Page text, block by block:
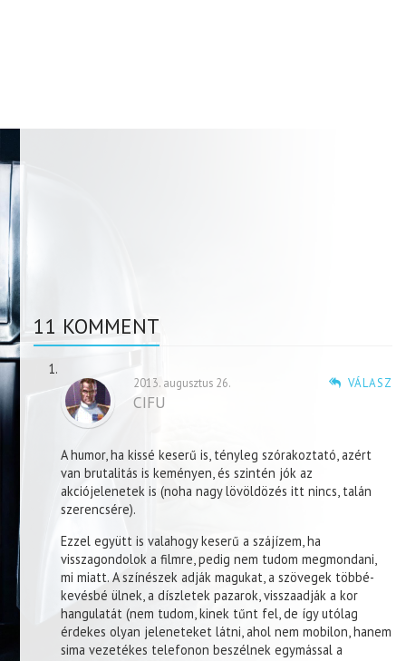
11 KOMMENT
VÁLASZ
2013. augusztus 26.
CIFU
A humor, ha kissé keserű is, tényleg szórakoztató, azért
van brutalitás is keményen, és szintén jók az
akciójelenetek is (noha nagy lövöldözés itt nincs, talán
szerencsére).
Ezzel együtt is valahogy keserű a szájízem, ha
visszagondolok a filmre, pedig nem tudom megmondani,
mi miatt. A színészek adják magukat, a szövegek többé-
kevésbé ülnek, a díszletek pazarok, visszaadják a kor
hangulatát (nem tudom, kinek tűnt fel, de így utólag
érdekes olyan jeleneteket látni, ahol nem mobilon, hanem
sima vezetékes telefonon beszélnek egymással a